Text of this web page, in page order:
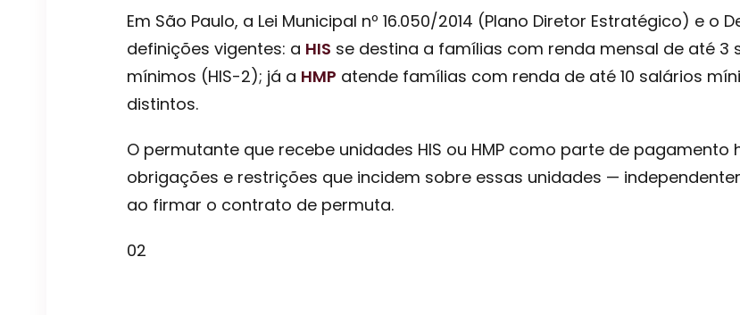
Em São Paulo, a Lei Municipal nº 16.050/2014 (Plano Diretor Estratégico) e o
definições vigentes: a HIS se destina a famílias com renda mensal de até 3
mínimos (HIS-2); já a HMP atende famílias com renda de até 10 salários
distintos.
O permutante que recebe unidades HIS ou HMP como parte de
obrigações e restrições que incidem sobre essas unidades —
ao firmar o contrato de permuta.
02